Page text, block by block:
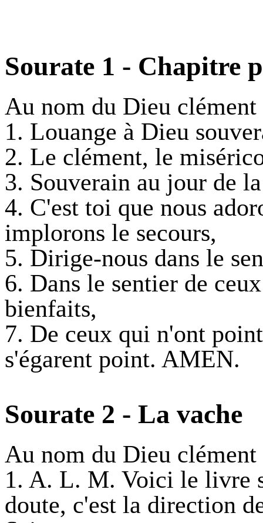
Sourate 1 - Chapitre
Au nom du Dieu
1. Louange à Dieu
2. Le clément, le
3. Souverain au jour de
4. C'est toi que nous
implorons le secours,
5. Dirige-nous dans le
6. Dans le sentier de
bienfaits,
7. De ceux qui n'ont
s'égarent point. AMEN.
Sourate 2 - La vache
Au nom du Dieu
1. A. L. M. Voici le livre
doute, c'est la direction